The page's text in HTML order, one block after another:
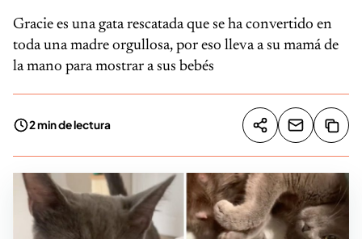
Gracie es una gata rescatada que se ha convertido en
toda una madre orgullosa, por eso lleva a su mamá de
la mano para mostrar a sus bebés
2 min de lectura Compartir